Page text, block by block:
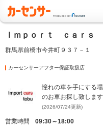
Ｉｍｐｏｒｔ ｃａｒ
群馬県前橋市今井町９３７－１
カーセンサーアフター保証取扱店
憧れの車を手にする
のお車お探し致します
(2026/07/24更新)
営業時間
09:30～18:00